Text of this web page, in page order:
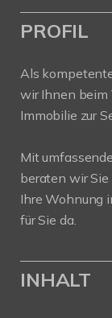
PROFIL
Als
wir Ihnen beim
Immobilie zur
Mit
beraten wir Sie
Ihre Wohnung
für Sie da.
INHALT